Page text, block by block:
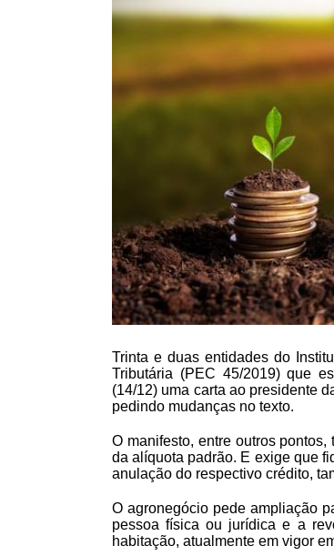
Trinta e duas entidades do
Tributária (PEC 45/2019) que
(14/12) uma carta ao presidente
pedindo mudanças no texto.
O manifesto, entre outros
da alíquota padrão. E exige que
anulação do respectivo crédito,
O agronegócio pede ampliação
pessoa física ou jurídica e a
habitação, atualmente em vigor